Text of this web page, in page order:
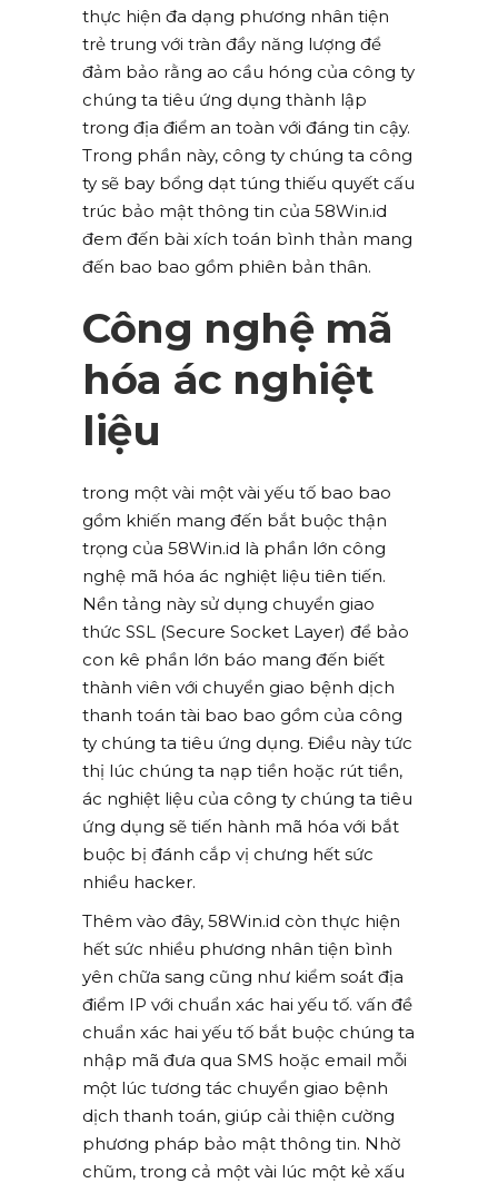
thực hiện đa dạng phương nhân tiện
trẻ trung với tràn đầy năng lượng để
đảm bảo rằng ao cầu hóng của công ty
chúng ta tiêu ứng dụng thành lập
trong địa điểm an toàn với đáng tin cậy.
Trong phần này, công ty chúng ta công
ty sẽ bay bổng dạt túng thiếu quyết cấu
trúc bảo mật thông tin của 58Win.id
đem đến bài xích toán bình thản mang
đến bao bao gồm phiên bản thân.
Công nghệ mã
hóa ác nghiệt
liệu
trong một vài một vài yếu tố bao bao
gồm khiến mang đến bắt buộc thận
trọng của 58Win.id là phần lớn công
nghệ mã hóa ác nghiệt liệu tiên tiến.
Nền tảng này sử dụng chuyển giao
thức SSL (Secure Socket Layer) để bảo
con kê phần lớn báo mang đến biết
thành viên với chuyển giao bệnh dịch
thanh toán tài bao bao gồm của công
ty chúng ta tiêu ứng dụng. Điều này tức
thị lúc chúng ta nạp tiền hoặc rút tiền,
ác nghiệt liệu của công ty chúng ta tiêu
ứng dụng sẽ tiến hành mã hóa với bắt
buộc bị đánh cắp vị chưng hết sức
nhiều hacker.
Thêm vào đây, 58Win.id còn thực hiện
hết sức nhiều phương nhân tiện bình
yên chữa sang cũng như kiểm soát địa
điểm IP với chuẩn xác hai yếu tố. vấn đề
chuẩn xác hai yếu tố bắt buộc chúng ta
nhập mã đưa qua SMS hoặc email mỗi
một lúc tương tác chuyển giao bệnh
dịch thanh toán, giúp cải thiện cường
phương pháp bảo mật thông tin. Nhờ
chũm, trong cả một vài lúc một kẻ xấu